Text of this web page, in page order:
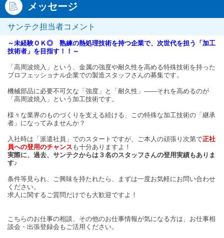
メッセージ
サンテク担当者コメント
～未経験ＯＫ◎ 熟練の熱処理技術を持つ企業で、次世代を担う「加工
技術者」を目指す！！～
「高周波焼入」という、金属の強度や耐久性を高める特殊技術を持った
プロフェッショナル企業での製造スタッフさんの募集です。
機械部品に必要不可欠な「強度」と「耐久性」――それを高めるのが
「高周波焼入」という加工技術です。
様々な業界のものづくりを支える続ける、この特殊な加工技術の「継承
者」になってみませんか？
入社時は「派遣社員」でのスタートですが、ご本人の頑張り次第で正社
員への登用のチャンス も十分ありますよ！
実際に、過去、サンテクからは３名のスタッフさんの登用実績もありま
す♪
条件等見られ、ご興味を持たれたら、まずは一度お気軽にお問い合わせ
ください。
求人に関するご質問だけでも大歓迎ですよ！
こちらのお仕事の相談、その他のお仕事情報が気になる方は、お仕事相
談会・出張登録会もご活用ください。